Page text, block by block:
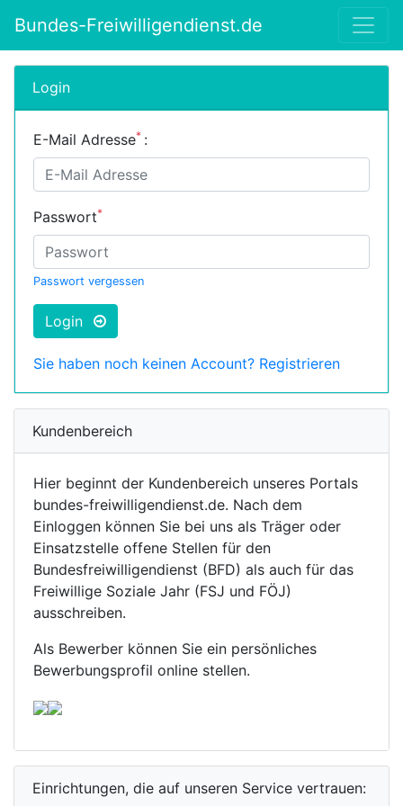
Bundes-Freiwilligendienst.de
Login
E-Mail Adresse* :
Passwort*
Passwort vergessen
Login
Sie haben noch keinen Account? Registrieren
Kundenbereich
Hier beginnt der Kundenbereich unseres Portals
bundes-freiwilligendienst.de. Nach dem
Einloggen können Sie bei uns als Träger oder
Einsatzstelle offene Stellen für den
Bundesfreiwilligendienst (BFD) als auch für das
Freiwillige Soziale Jahr (FSJ und FÖJ)
ausschreiben.
Als Bewerber können Sie ein persönliches
Bewerbungsprofil online stellen.
Einrichtungen, die auf unseren Service vertrauen: